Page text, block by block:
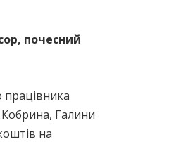
почесний
працівника
Галини
на